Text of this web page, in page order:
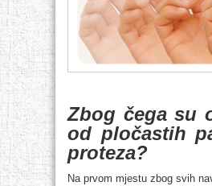
Zbog čega su
od pločastih
proteza?
Na prvom mjestu zbog svih